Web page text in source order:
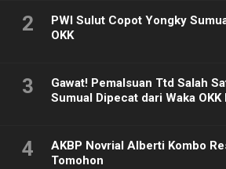
2
PWI Sulut Copot Yongky
OKK
3
Gawat! Pemalsuan Ttd Salah
Sumual Dipecat dari Waka OKK
4
AKBP Novrial Alberti Kombo
Tomohon